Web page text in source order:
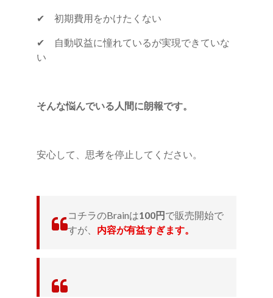
✔ 初期費用をかけたくない
✔ 自動収益に憧れているが実現できていな
い
そんな悩んでいる人間に朗報です。
安心して、思考を停止してください。
コチラのBrainは100円で販売開始で
すが、 内容が有益すぎます。